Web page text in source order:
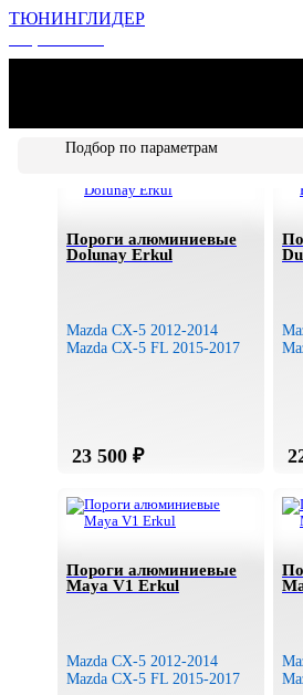
ТЮНИНГЛИДЕР
Подбор по параметрам
Экстерьер (внешние тюнинг-
Дефлекторы
Накладки стальные
Пороги и подножки
Защиты бампера пластиковые
Светодиодное оборудование и
Сетки защитные (защита
Пороги алюминиевые
Dolunay Erkul
Mazda CX-5 2012-2014
Mazda CX-5 FL 2015-2017
Пороги алюминиевые
Maya V1 Erkul
Mazda CX-5 2012-2014
Mazda CX-5 FL 2015-2017